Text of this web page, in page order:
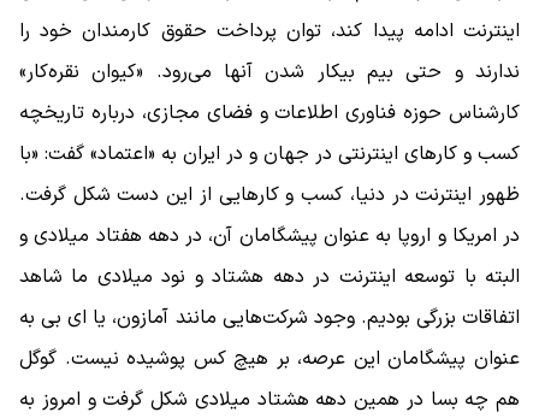
اینترنت ادامه پیدا کند، توان پرداخت حقوق کارمندان خود را
ندارند و حتی بیم بیکار شدن آنها می‌رود. «کیوان نقره‌کار»
کارشناس حوزه فناوری اطلاعات و فضای مجازی، درباره تاریخچه
کسب و کارهای اینترنتی در جهان و در ایران به «اعتماد» گفت: «با
ظهور اینترنت در دنیا، کسب و کارهایی از این دست شکل گرفت.
در امریکا و اروپا به عنوان پیشگامان آن، در دهه هفتاد میلادی و
البته با توسعه اینترنت در دهه هشتاد و نود میلادی ما شاهد
اتفاقات بزرگی بودیم. وجود شرکت‌هایی مانند آمازون، یا ‌ای بی‌ به
عنوان پیشگامان این عرصه، بر هیچ کس پوشیده نیست. گوگل
هم چه بسا در همین دهه هشتاد میلادی شکل گرفت و امروز به